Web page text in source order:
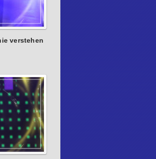
verstehen